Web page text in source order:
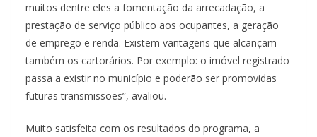
muitos dentre eles a fomentação da arrecadação, a
prestação de serviço público aos ocupantes, a geração
de emprego e renda. Existem vantagens que alcançam
também os cartorários. Por exemplo: o imóvel registrado
passa a existir no município e poderão ser promovidas
futuras transmissões”, avaliou.
Muito satisfeita com os resultados do programa, a